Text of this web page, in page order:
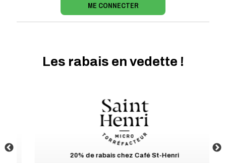
ME CONNECTER
Les rabais en vedette !
20% de rabais chez Café St-Henri